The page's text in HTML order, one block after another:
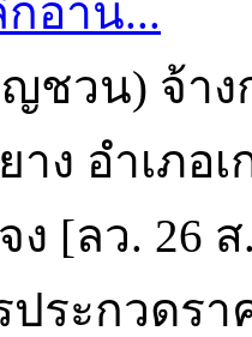
อ่าน...
ชวน) จ้า
าง อำเภอ
ง [ลว. 26
ประกวดรา